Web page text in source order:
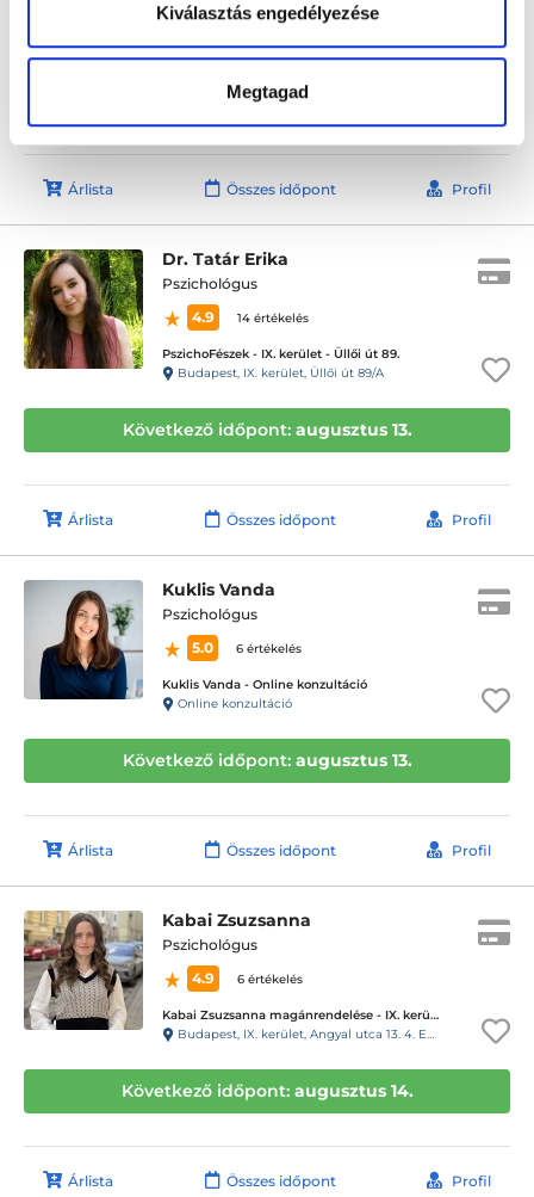
Kiválasztás engedélyezése
Megtagad
TESZEK MAGAMÉRT Magánrendelő
Következő időpont:augusztus 13.
Árlista Összes időpont Profil
Dr. Tatár Erika
Pszichológus
4.9
14 értékelés
PszichoFészek - IX. kerület - Üllői út 89.
Budapest, IX. kerület, Üllői út 89/A
Következő időpont: augusztus 13.
Árlista Összes időpont Profil
Kuklis Vanda
Pszichológus
5.0
6 értékelés
Kuklis Vanda - Online konzultáció
Online konzultáció
Következő időpont: augusztus 13.
Árlista Összes időpont Profil
Kabai Zsuzsanna
Pszichológus
4.9
6 értékelés
Kabai Zsuzsanna magánrendelése - IX. kerület
Budapest, IX. kerület, Angyal utca 13. 4. Emelet 3.
Következő időpont: augusztus 14.
Árlista Összes időpont Profil